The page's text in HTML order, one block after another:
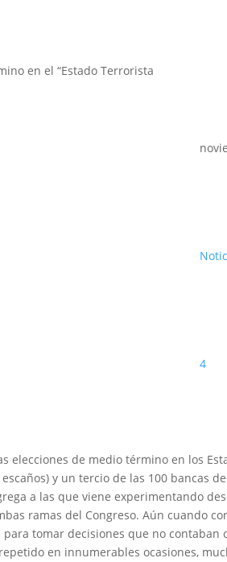
en el “Estado Terrorista
4
elecciones de medio término en los
y un tercio de las 100 bancas
a las que viene experimentando
ramas del Congreso. Aún cuando
tomar decisiones que no contaban
en innumerables ocasiones,